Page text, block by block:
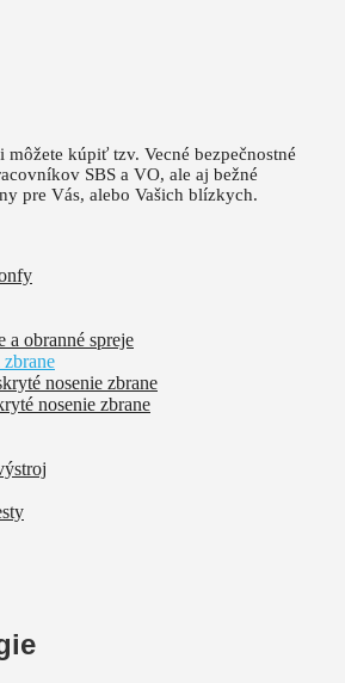
kúpiť tzv. Vecné bezpečnostné
SBS a VO, ale aj bežné
pre Vás, alebo Vašich blízkych.
a obranné spreje
zbrane
nosenie zbrane
nosenie zbrane